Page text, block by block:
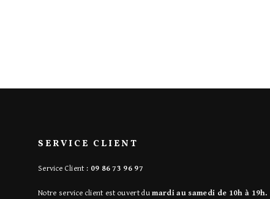
SERVICE CLIENT
Service Client : 09 86 73 96 97
Notre service client est ouvert dumardi au samedi de 10h à 19h.